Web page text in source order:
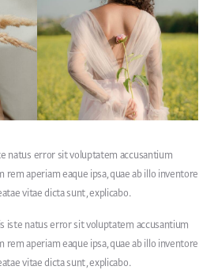
natus error sit voluptatem accusantium
aperiam eaque ipsa, quae ab illo inventore
vitae dicta sunt, explicabo.
iste natus error sit voluptatem accusantium
aperiam eaque ipsa, quae ab illo inventore
vitae dicta sunt, explicabo.